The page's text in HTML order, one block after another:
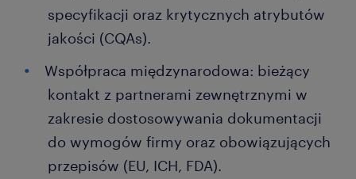
specyfikacji oraz krytycznych atrybutów
jakości (CQAs).
Współpraca międzynarodowa: bieżący
kontakt z partnerami zewnętrznymi w
zakresie dostosowywania dokumentacji
do wymogów firmy oraz obowiązujących
przepisów (EU, ICH, FDA).